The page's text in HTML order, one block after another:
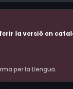
la versió en
per la Llengua.